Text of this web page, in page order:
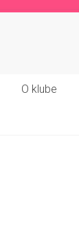
O klube